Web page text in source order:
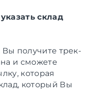
склад
Вы получите трек-
и сможете
которая
который Вы